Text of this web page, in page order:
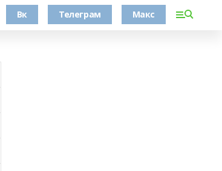
Вк Телеграм Макс